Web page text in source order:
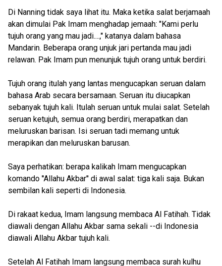
Di Nanning tidak saya lihat itu. Maka ketika salat berjamaah
akan dimulai Pak Imam menghadap jemaah: "Kami perlu
tujuh orang yang mau jadi....," katanya dalam bahasa
Mandarin. Beberapa orang unjuk jari pertanda mau jadi
relawan. Pak Imam pun menunjuk tujuh orang untuk berdiri.
Tujuh orang itulah yang lantas mengucapkan seruan dalam
bahasa Arab secara bersamaan. Seruan itu diucapkan
sebanyak tujuh kali. Itulah seruan untuk mulai salat. Setelah
seruan ketujuh, semua orang berdiri, merapatkan dan
meluruskan barisan. Isi seruan tadi memang untuk
merapikan dan meluruskan barusan.
Saya perhatikan: berapa kalikah Imam mengucapkan
komando ''Allahu Akbar'' di awal salat: tiga kali saja. Bukan
sembilan kali seperti di Indonesia.
Di rakaat kedua, Imam langsung membaca Al Fatihah. Tidak
diawali dengan Allahu Akbar sama sekali --di Indonesia
diawali Allahu Akbar tujuh kali.
Setelah Al Fatihah Imam langsung membaca surah kulhu